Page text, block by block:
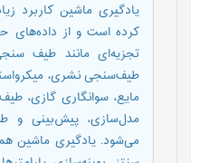
یادگیری ماشین کاربرد
کرده است و از داده‌های
تجزیه‌ای مانند طیف
طیف‌سنجی نشری،
مایع، سوانگاری گازی،
مدل‌سازی، پیش‌بینی و
می‌شود. یادگیری ماشین